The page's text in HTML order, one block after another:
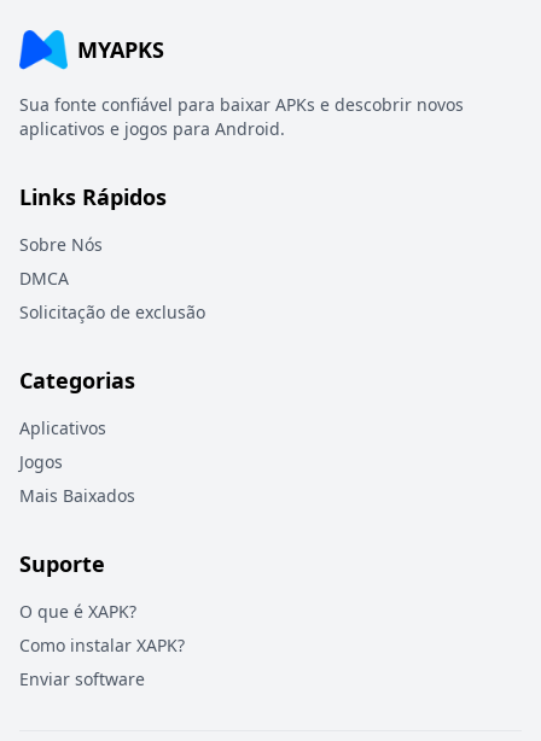
MYAPKS
Sua fonte confiável para baixar APKs e descobrir novos
aplicativos e jogos para Android.
Links Rápidos
Sobre Nós
DMCA
Solicitação de exclusão
Categorias
Aplicativos
Jogos
Mais Baixados
Suporte
O que é XAPK?
Como instalar XAPK?
Enviar software